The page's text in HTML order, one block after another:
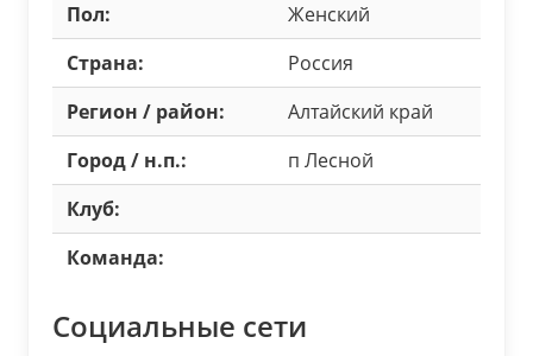
Пол:
Женский
Страна:
Россия
Регион / район:
Алтайский край
Город / н.п.:
п Лесной
Клуб:
Команда:
Социальные сети